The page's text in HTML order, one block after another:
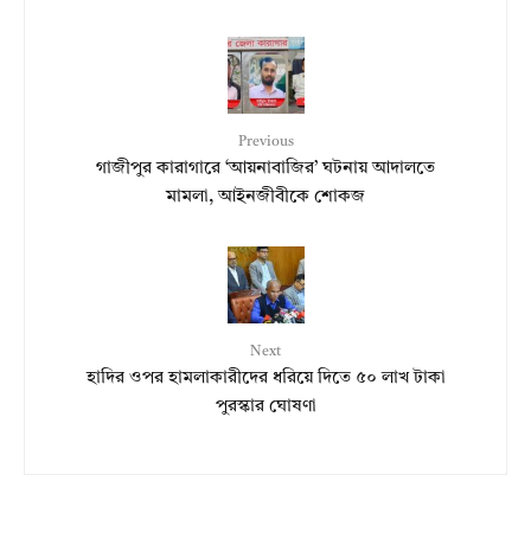
Previous
গাজীপুর কারাগারে ‘আয়নাবাজির’ ঘটনায় আদালতে
মামলা, আইনজীবীকে শোকজ
Next
হাদির ওপর হামলাকারীদের ধরিয়ে দিতে ৫০ লাখ টাকা
পুরস্কার ঘোষণা